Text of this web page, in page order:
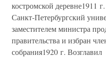
костромской деревне1911
Санкт-Петербургский
заместителем министра
правительства и избран
собрания1920 г. Возглавил